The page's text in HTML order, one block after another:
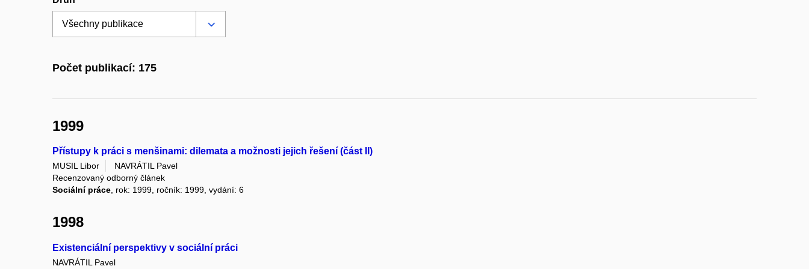
Počet publikací: 175
1999
Přístupy k práci s menšinami: dilemata a možnosti jejich řešení (část II)
MUSIL Libor
NAVRÁTIL Pavel
Recenzovaný odborný článek
Sociální práce, rok: 1999, ročník: 1999, vydání: 6
1998
Existenciální perspektivy v sociální práci
NAVRÁTIL Pavel